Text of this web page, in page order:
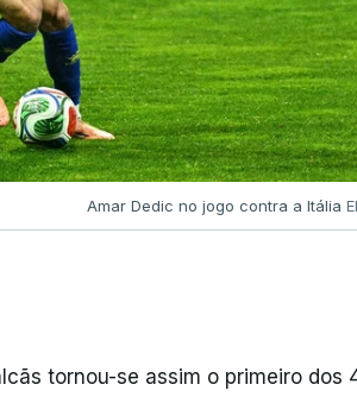
Amar Dedic no jogo contra a Itália
tornou-se assim o primeiro